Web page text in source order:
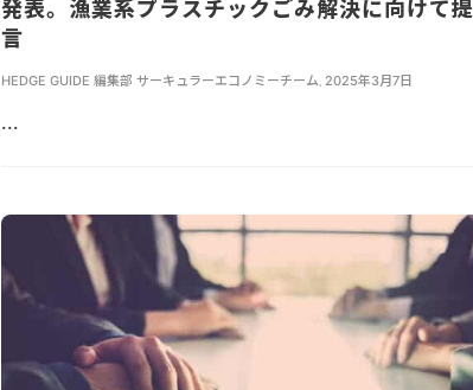
発表。漁業系プラスチックごみ解決に向けて提
言
HEDGE GUIDE 編集部 サーキュラーエコノミーチーム 2025年3月7日
...